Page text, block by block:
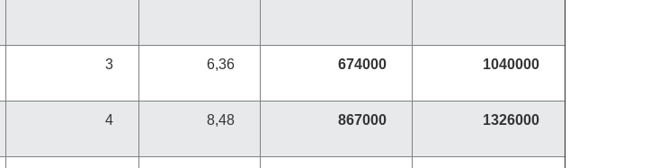
3 6,36 674000 1040000
4 8,48 867000 1326000